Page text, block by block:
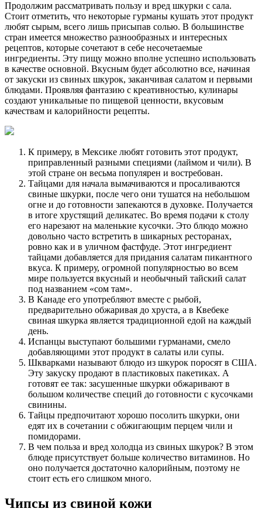
Продолжим рассматривать пользу и вред шкурки с сала.
Стоит отметить, что некоторые гурманы кушать этот продукт
любят сырым, всего лишь присыпав солью. В большинстве
стран имеется множество разнообразных и интересных
рецептов, которые сочетают в себе несочетаемые
ингредиенты. Эту пищу можно вполне успешно использовать
в качестве основной. Вкусным будет абсолютно все, начиная
от закуски из свиных шкурок, заканчивая салатом и первыми
блюдами. Проявляя фантазию с креативностью, кулинары
создают уникальные по пищевой ценности, вкусовым
качествам и калорийности рецепты.
К примеру, в Мексике любят готовить этот продукт,
приправленный разными специями (лаймом и чили). В
этой стране он весьма популярен и востребован.
Тайцами для начала вымачиваются и просаливаются
свиные шкурки, после чего они тушатся на небольшом
огне и до готовности запекаются в духовке. Получается
в итоге хрустящий деликатес. Во время подачи к столу
его нарезают на маленькие кусочки. Это блюдо можно
довольно часто встретить в шикарных ресторанах,
ровно как и в уличном фастфуде. Этот ингредиент
тайцами добавляется для придания салатам пикантного
вкуса. К примеру, огромной популярностью во всем
мире пользуется вкусный и необычный тайский салат
под названием «сом там».
В Канаде его употребляют вместе с рыбой,
предварительно обжаривая до хруста, а в Квебеке
свиная шкурка является традиционной едой на каждый
день.
Испанцы выступают большими гурманами, смело
добавляющими этот продукт в салаты или супы.
Шкварками называют блюдо из шкурок поросят в США.
Эту закуску продают в пластиковых пакетиках. А
готовят ее так: засушенные шкурки обжаривают в
большом количестве специй до готовности с кусочками
свинины.
Тайцы предпочитают хорошо посолить шкурки, они
едят их в сочетании с обжигающим перцем чили и
помидорами.
В чем польза и вред холодца из свиных шкурок? В этом
блюде присутствует больше количество витаминов. Но
оно получается достаточно калорийным, поэтому не
стоит есть его слишком много.
Чипсы из свиной кожи